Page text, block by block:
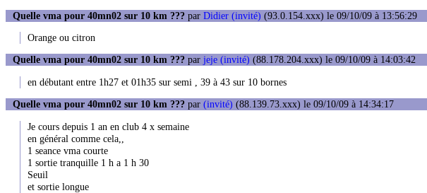
Quelle vma pour 40mn02 sur 10 km ??? par Didier (invité) (93.0.154.xxx) le 09/10/09 à 13:56:29
Orange ou citron
Quelle vma pour 40mn02 sur 10 km ??? par jeje (invité) (88.178.204.xxx) le 09/10/09 à 14:03:42
en débutant entre 1h27 et 01h35 sur semi , 39 à 43 sur 10 bornes
Quelle vma pour 40mn02 sur 10 km ??? par (invité) (88.139.73.xxx) le 09/10/09 à 14:34:17
Je cours depuis 1 an en club 4 x semaine
en général comme cela,,
1 seance vma courte
1 sortie tranquille 1 h a 1 h 30
Seuil
et sortie longue